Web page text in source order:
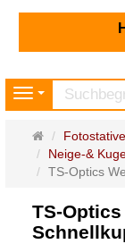
Navigation
Startseite
Neige-&
TS-Optics
TS-